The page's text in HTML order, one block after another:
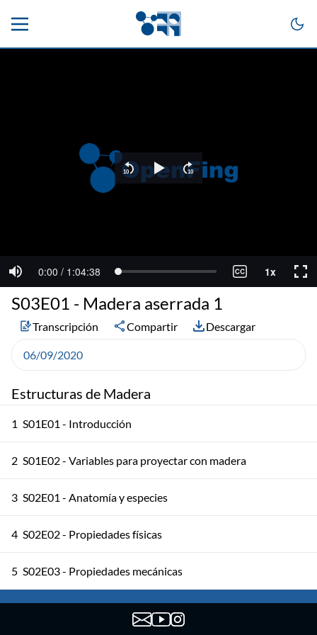
Estructuras de Madera
1 S01E01 - Introducción
2 S01E02 - Variables para proyectar con madera
3 S02E01 - Anatomía y especies
4 S02E02 - Propiedades físicas
5 S02E03 - Propiedades mecánicas
6 S03E01 - Madera aserrada 1
S03E01 - Madera aserrada 1
Transcripción Compartir Descargar
06/09/2020